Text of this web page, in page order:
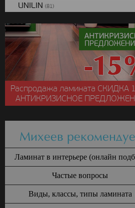
UNILIN (81)
Распродажа ламината СКИДКА
АНТИКРИЗИСНОЕ
Михеев
Ламинат в интерьере (онлайн
Частые вопросы
Виды, классы, типы ламината